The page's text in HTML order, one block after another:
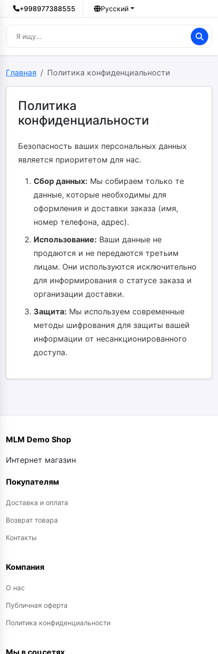
+998977388555 Русский
Главная Политика конфиденциальности
Политика
конфиденциальности
Безопасность ваших персональных данных
является приоритетом для нас.
Сбор данных: Мы собираем только те
данные, которые необходимы для
оформления и доставки заказа (имя,
номер телефона, адрес).
Использование: Ваши данные не
продаются и не передаются третьим
лицам. Они используются исключительно
для информирования о статусе заказа и
организации доставки.
Защита: Мы используем современные
методы шифрования для защиты вашей
информации от несанкционированного
доступа.
MLM Demo Shop
Интернет магазин
Покупателям
Доставка и оплата
Возврат товара
Контакты
Компания
О нас
Публичная оферта
Политика конфиденциальности
Мы в соцсетях